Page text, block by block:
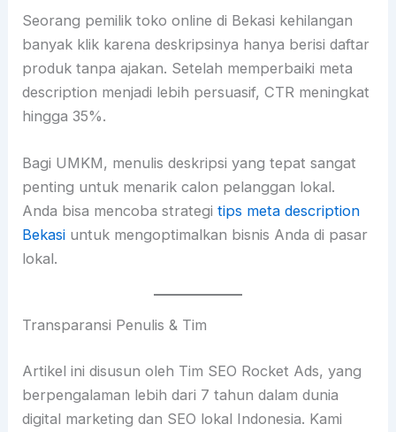
Seorang pemilik toko online di Bekasi kehilangan
banyak klik karena deskripsinya hanya berisi daftar
produk tanpa ajakan. Setelah memperbaiki meta
description menjadi lebih persuasif, CTR meningkat
hingga 35%.
Bagi UMKM, menulis deskripsi yang tepat sangat
penting untuk menarik calon pelanggan lokal.
Anda bisa mencoba strategitips meta description
Bekasi untuk mengoptimalkan bisnis Anda di pasar
lokal.
Transparansi Penulis & Tim
Artikel ini disusun oleh Tim SEO Rocket Ads, yang
berpengalaman lebih dari 7 tahun dalam dunia
digital marketing dan SEO lokal Indonesia. Kami